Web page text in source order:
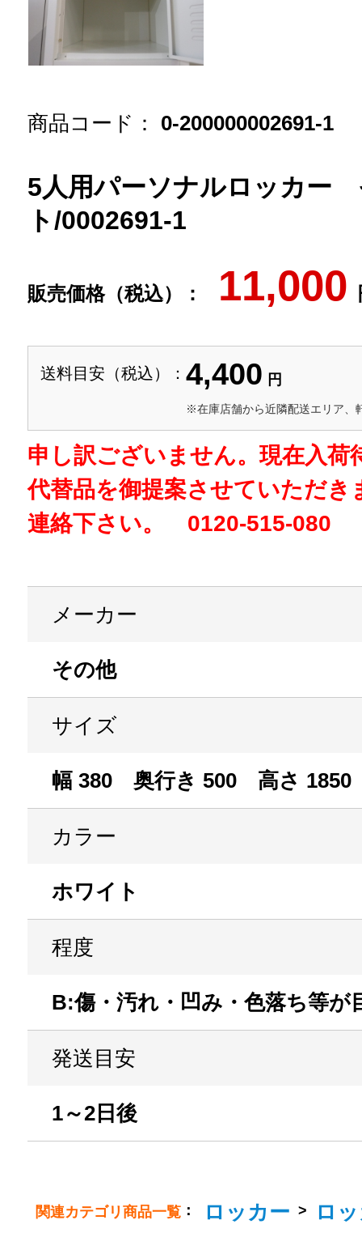
商品コード： 0-200000002691-1
5人用パーソナルロッカ
ト/0002691-1
販売価格（税込）： 11,000
送料目安（税込）： 4,400 円
※在庫店舗から近隣配送エリア、
申し訳ございません。現在入荷
代替品を御提案させていただき
連絡下さい。 0120-515-080
メーカー
その他
サイズ
幅 380 奥行き 500 高さ 1850
カラー
ホワイト
程度
B:傷・汚れ・凹み・色落ち等が
発送目安
1～2日後
関連カテゴリ商品一覧 ： ロッカー > ロ